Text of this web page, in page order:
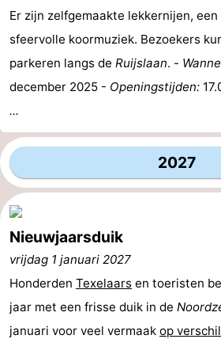
Er zijn zelfgemaakte lekkernijen,
sfeervolle koormuziek. Bezoekers
parkeren langs de Ruijslaan. -
december 2025 - Openingstijden:
...
2027
Nieuwjaarsduik
vrijdag 1 januari 2027
Honderden Texelaars en toeristen
jaar met een frisse duik in de
januari voor veel vermaak op